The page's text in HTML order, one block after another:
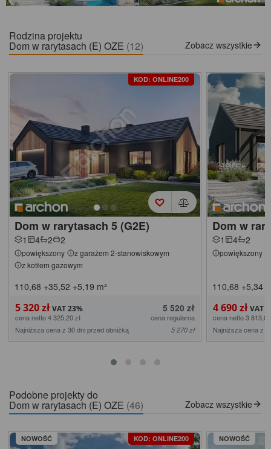
Rodzina projektu
Dom w rarytasach (E) OZE (12) Zobacz wszystkie
KOD: ONLINE200
Dom w rarytasach 5 (G2E)
1 4 2 2
powiększony
z garażem 2-stanowiskowym
z kotłem gazowym
110,68 +35,52 +5,19 m²
5 320 zł 5 520 zł
cena netto 4 325,20 zł
cena regularna
Najniższa cena z 30 dni przed obniżką
5 270 zł
Dom w
1 4 2
powiększony
110,68 +5,34
4 690 zł
cena netto 3
Najniższa cena z
Podobne projekty do
Dom w rarytasach (E) OZE (46) Zobacz wszystkie
NOWOŚĆ KOD: ONLINE200 NOWOŚĆ